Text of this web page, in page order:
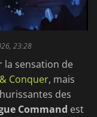
23:28
la sensation de
Conquer, mais
des
Command est